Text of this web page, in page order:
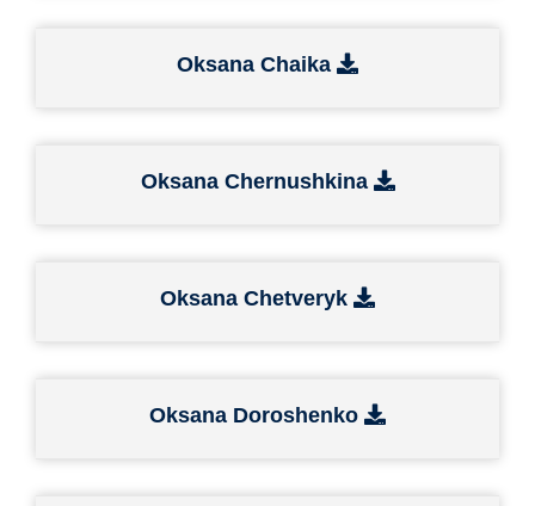
Oksana Chaika
Oksana Chernushkina
Oksana Chetveryk
Oksana Doroshenko